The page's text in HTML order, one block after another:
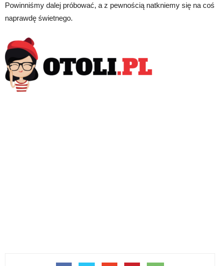
Powinniśmy dalej próbować, a z pewnością natkniemy się na coś
naprawdę świetnego.